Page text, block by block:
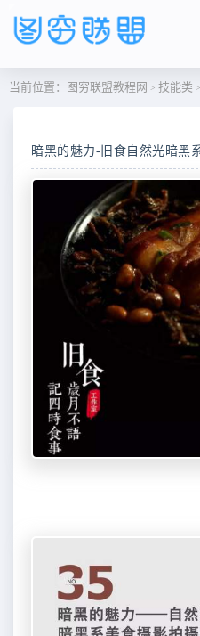
当前位置： 图穷联盟教程网 > 技能类 >
暗黑的魅力-旧食自然光暗黑